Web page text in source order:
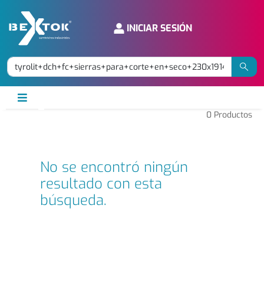
INICIAR SESIÓN
0 Productos
No se encontró ningún
resultado con esta
búsqueda.